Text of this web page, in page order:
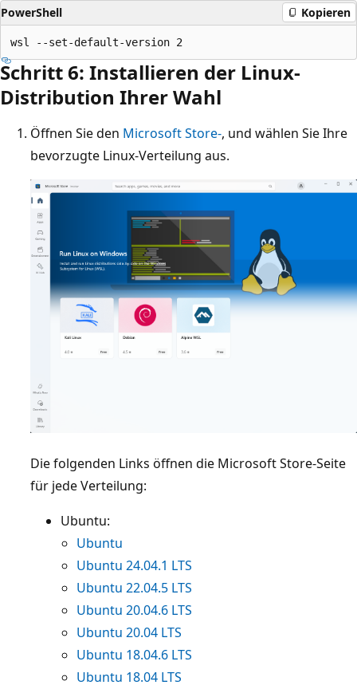
PowerShell Kopieren
Schritt 6: Installieren der Linux-
Distribution Ihrer Wahl
Öffnen Sie den Microsoft Store-, und wählen Sie Ihre
bevorzugte Linux-Verteilung aus.
Die folgenden Links öffnen die Microsoft Store-Seite
für jede Verteilung:
Ubuntu:
Ubuntu
Ubuntu 24.04.1 LTS
Ubuntu 22.04.5 LTS
Ubuntu 20.04.6 LTS
Ubuntu 20.04 LTS
Ubuntu 18.04.6 LTS
Ubuntu 18.04 LTS